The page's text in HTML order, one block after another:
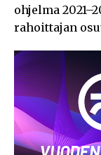
ohjelma
rahoittajan